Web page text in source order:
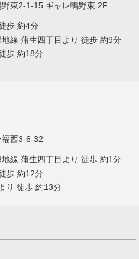
東2-1-15 ギャレ鴫野東 2F
歩 約4分
線 蒲生四丁目より 徒歩 約9分
歩 約18分
西3-6-32
線 蒲生四丁目より 徒歩 約1分
歩 約12分
り 徒歩 約13分